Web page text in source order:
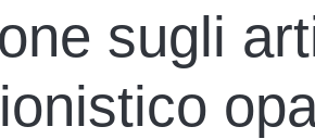
sugli